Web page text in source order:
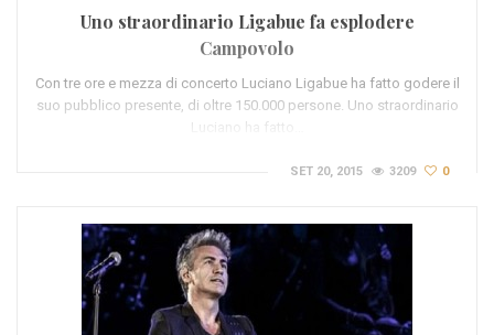
Uno straordinario Ligabue fa esplodere
Campovolo
Con tre ore e mezza di concerto Luciano Ligabue ha fatto godere il
suo pubblico presente, di oltre 150.000 persone. Uno straordinario
Luciano ha fatto…
SET 20, 2015 3209 0